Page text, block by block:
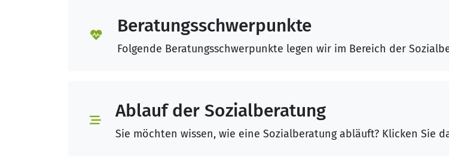
Beratungsschwerpunkte
Folgende Beratungsschwerpunkte legen wir im Bereich der
Ablauf der Sozialberatung
Sie möchten wissen, wie eine Sozialberatung abläuft? Klicken Sie